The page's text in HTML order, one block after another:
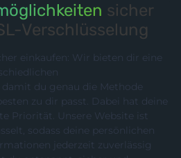
sicher
Verschlüsselung
einkaufen: Wir bieten dir eine
zu dir passt. Dabei hat deine
Website ist
sodass deine persönlichen
zuverlässig